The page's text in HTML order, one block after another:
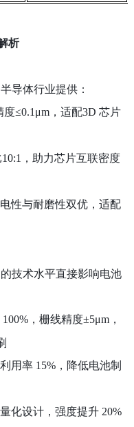
析
导体行业提供：
度≤0.1μm，适配3D 芯片
10:1 ，助力芯片互联密度
性与耐磨性双优，适配
的技术水平直接影响电池
100%，栅线精度±5μm，
用率 15%，降低电池制
化设计，强度提升 20%